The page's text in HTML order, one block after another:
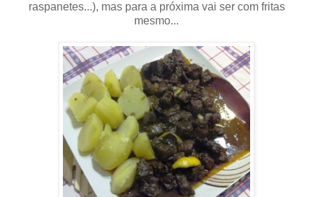
raspanetes...), mas para a próxima vai ser com fritas
mesmo...